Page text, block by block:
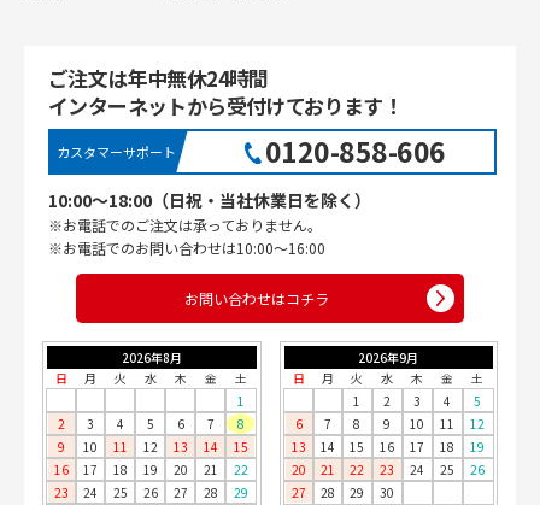
ご注文は年中無休24時間
インターネットから受付けております！
カスタマーサポート 0120-858-606
10:00〜18:00（日祝・当社休業日を除く）
※お電話でのご注文は承っておりません。
※お電話でのお問い合わせは10:00〜16:00
お問い合わせはコチラ
2026年8月
日
月 火 水 木 金
土
1
2
3 4 5 6 7
8
9
10 11 12 13 14
15
16
17 18 19 20 21
22
23
24 25 26 27 28 29
2026年9月
日
月 火 水 木 金
土
1
2 3 4
5
6
7 8 9 10 11
12
13
14 15 16 17 18
19
20
21 22 23 24 25
26
27
28 29 30